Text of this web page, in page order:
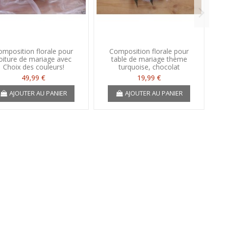
florale pour
de mariage avec
Choix des couleurs!
49,99 €
AJOUTER AU PANIER
Composition florale pour
table de mariage thème
turquoise, chocolat
19,99 €
AJOUTER AU PANIER